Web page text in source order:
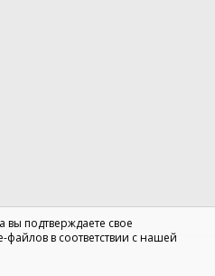
подтверждаете свое
в соответствии с нашей